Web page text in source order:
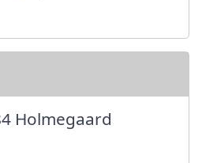
Holmegaard